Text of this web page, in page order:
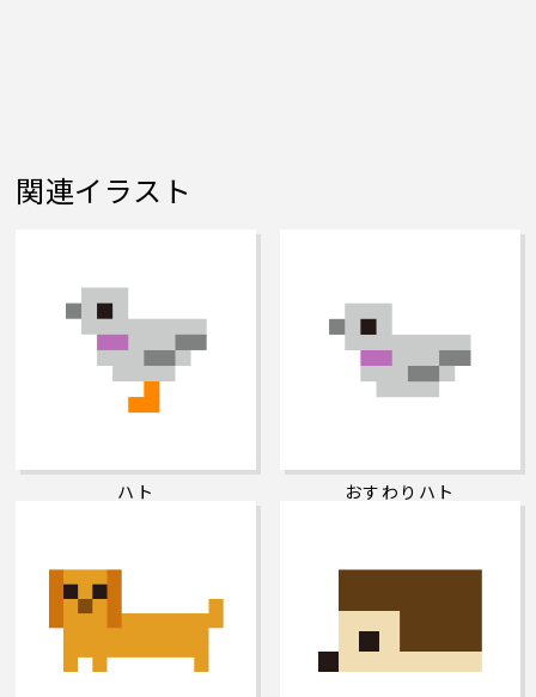
関連イラスト
ハト おすわりハト